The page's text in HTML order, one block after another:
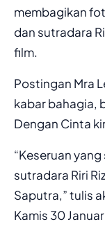
membagikan
dan sutradara
film.
Postingan Mra
kabar bahagia,
Dengan Cinta
“Keseruan
sutradara Riri
Saputra,” tulis
Kamis 30